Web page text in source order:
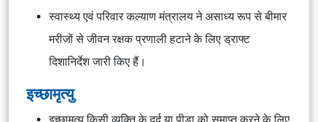
स्वास्थ्य एवं परिवार कल्याण मंत्रालय ने असाध्य रूप से बीमार
मरीजों से जीवन रक्षक प्रणाली हटाने के लिए ड्राफ्ट
दिशानिर्देश जारी किए हैं।
इच्छामृत्यु